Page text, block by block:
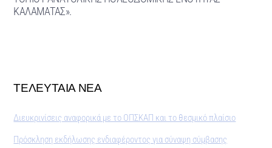
ΚΑΛΑΜΑΤΑΣ».
ΤΕΛΕΥΤΑΙΑ ΝΕΑ
Διευκρινίσεις αναφορικά με το ΟΠΣΚΑΠ και το θεσμικό πλαίσιο
Πρόσκληση εκδήλωσης ενδιαφέροντος για σύναψη σύμβασης